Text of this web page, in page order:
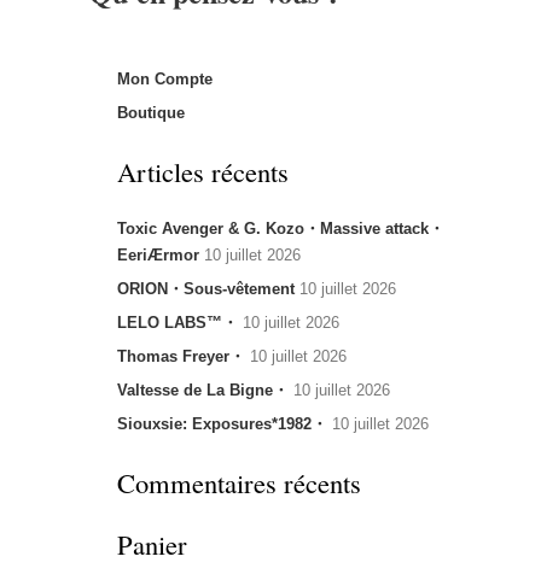
Mon Compte
Boutique
Articles récents
Toxic Avenger & G. Kozo・Massive attack・
EeriÆrmor 10 juillet 2026
ORION・Sous-vêtement 10 juillet 2026
LELO LABS™・ 10 juillet 2026
Thomas Freyer・ 10 juillet 2026
Valtesse de La Bigne・ 10 juillet 2026
Siouxsie: Exposures*1982・ 10 juillet 2026
Commentaires récents
Panier